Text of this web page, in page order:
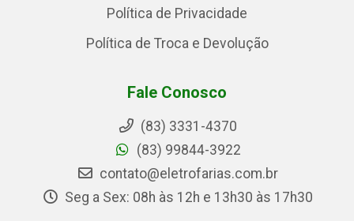
Política de Privacidade
Política de Troca e Devolução
Fale Conosco
(83) 3331-4370
(83) 99844-3922
contato@eletrofarias.com.br
Seg a Sex: 08h às 12h e 13h30 às 17h30